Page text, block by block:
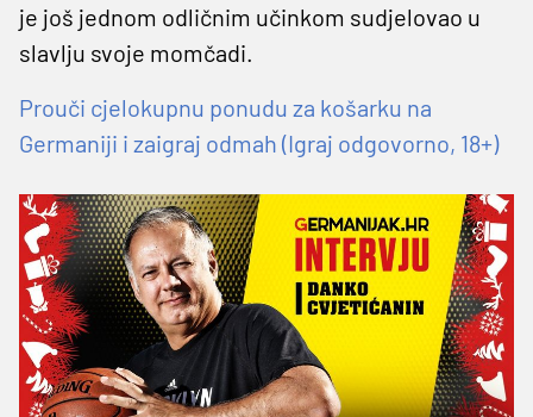
je još jednom odličnim učinkom sudjelovao u
slavlju svoje momčadi.
Prouči cjelokupnu ponudu za košarku na
Germaniji i zaigraj odmah (Igraj odgovorno, 18+)